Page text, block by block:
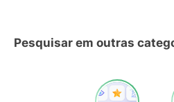
Pesquisar em outras